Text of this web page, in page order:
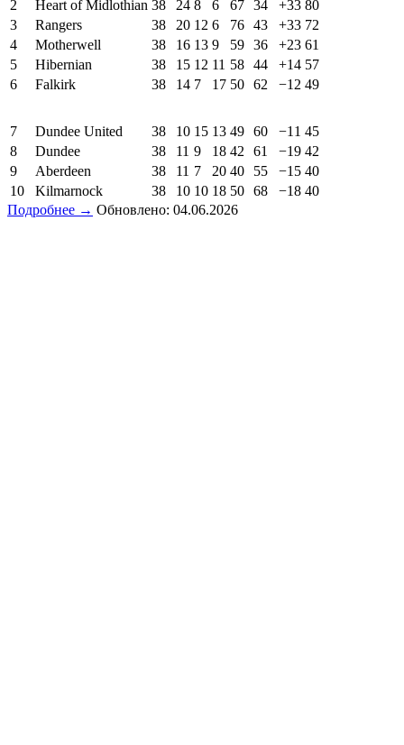
2
Heart of Midlothian 38 24 8 6 67 34 +33 80
3
Rangers 38 20 12 6 76 43 +33 72
4
Motherwell 38 16 13 9 59 36 +23 61
5
Hibernian 38 15 12 11 58 44 +14 57
6
Falkirk 38 14 7 17 50 62 −12 49
7 Dundee United 38 10 15 13 49 60 −11 45
8
Dundee 38 11 9 18 42 61 −19 42
9
Aberdeen 38 11 7 20 40 55 −15 40
10
Kilmarnock 38 10 10 18 50 68 −18 40
Подробнее → Обновлено: 04.06.2026